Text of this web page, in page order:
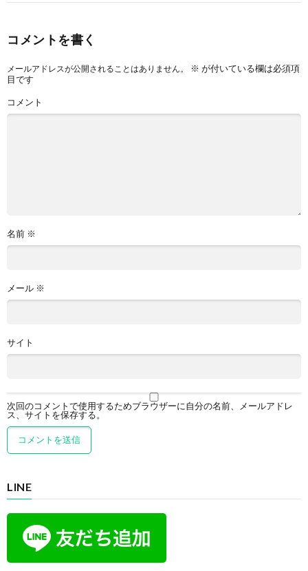
コメントを書く
メールアドレスが公開されることはありません。 ※ が付いている欄は必須項
目です
コメント
名前 ※
メール ※
サイト
次回のコメントで使用するためブラウザーに自分の名前、メールアドレ
ス、サイトを保存する。
LINE